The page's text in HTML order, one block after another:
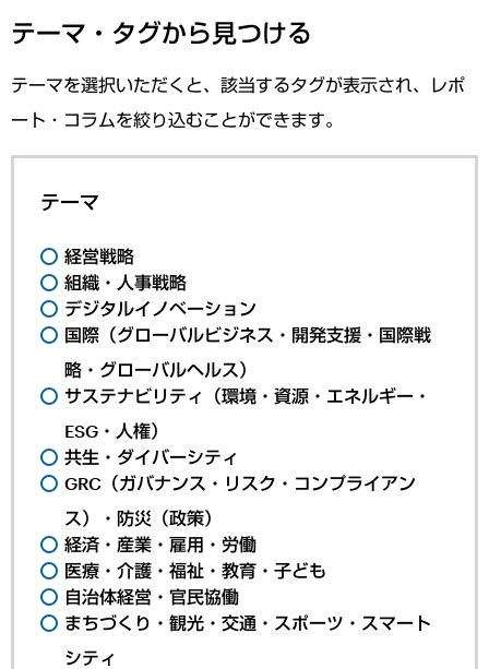
テーマ・タグから見つける
テーマを選択いただくと、該当するタグが表示され、レポ
ート・コラムを絞り込むことができます。
テーマ
経営戦略
組織・人事戦略
デジタルイノベーション
国際（グローバルビジネス・開発支援・国際戦
略・グローバルヘルス）
サステナビリティ（環境・資源・エネルギー・
ESG・人権）
共生・ダイバーシティ
GRC（ガバナンス・リスク・コンプライアン
ス）・防災（政策）
経済・産業・雇用・労働
医療・介護・福祉・教育・子ども
自治体経営・官民協働
まちづくり・観光・交通・スポーツ・スマート
シティ